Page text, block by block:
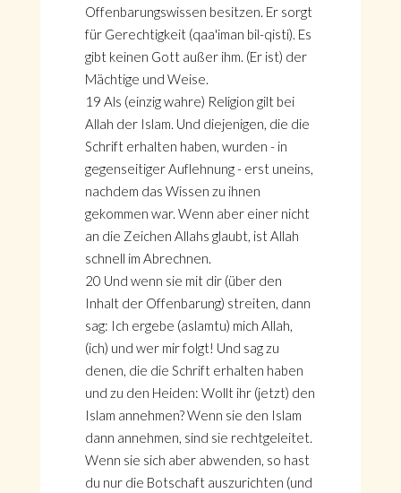
Offenbarungswissen besitzen. Er sorgt
für Gerechtigkeit (qaa'iman bil-qisti). Es
gibt keinen Gott außer ihm. (Er ist) der
Mächtige und Weise.
19 Als (einzig wahre) Religion gilt bei
Allah der Islam. Und diejenigen, die die
Schrift erhalten haben, wurden - in
gegenseitiger Auflehnung - erst uneins,
nachdem das Wissen zu ihnen
gekommen war. Wenn aber einer nicht
an die Zeichen Allahs glaubt, ist Allah
schnell im Abrechnen.
20 Und wenn sie mit dir (über den
Inhalt der Offenbarung) streiten, dann
sag: Ich ergebe (aslamtu) mich Allah,
(ich) und wer mir folgt! Und sag zu
denen, die die Schrift erhalten haben
und zu den Heiden: Wollt ihr (jetzt) den
Islam annehmen? Wenn sie den Islam
dann annehmen, sind sie rechtgeleitet.
Wenn sie sich aber abwenden, so hast
du nur die Botschaft auszurichten (und